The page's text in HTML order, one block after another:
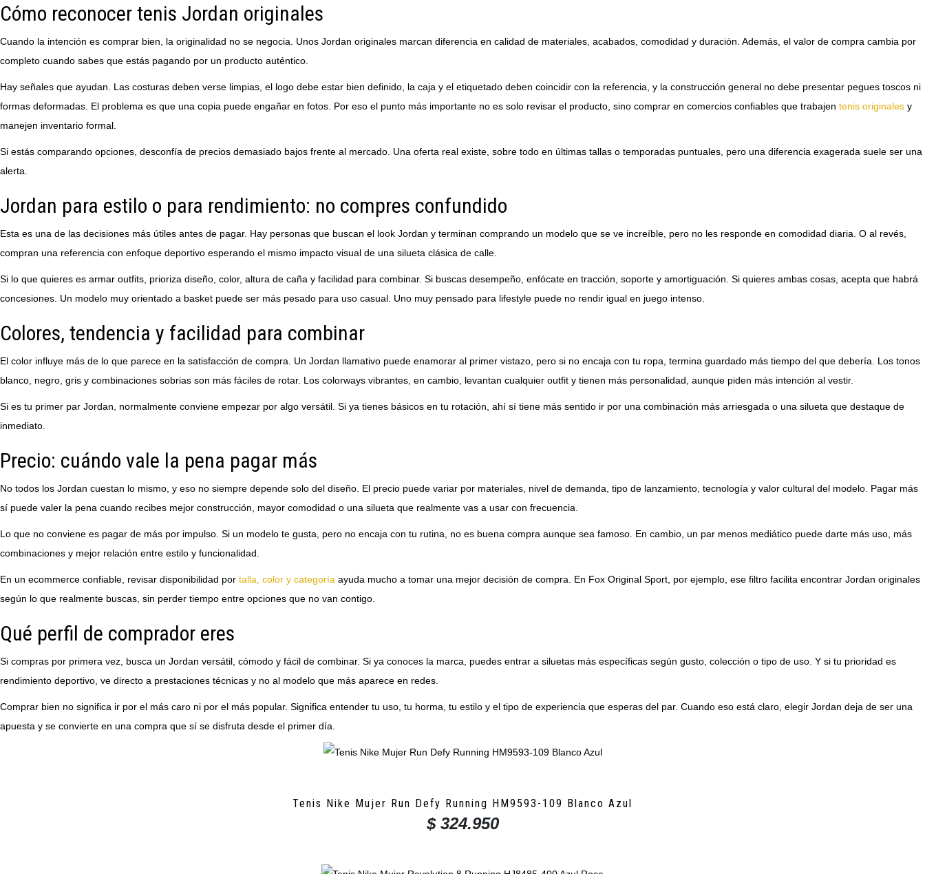
Cómo reconocer tenis Jordan originales
Cuando la intención es comprar bien, la originalidad no se negocia. Unos Jordan originales marcan diferencia en calidad de materiales, acabados, comodidad y duración. Además, el valor de compra cambia por
completo cuando sabes que estás pagando por un producto auténtico.
Hay señales que ayudan. Las costuras deben verse limpias, el logo debe estar bien definido, la caja y el etiquetado deben coincidir con la referencia, y la construcción general no debe presentar pegues toscos ni
formas deformadas. El problema es que una copia puede engañar en fotos. Por eso el punto más importante no es solo revisar el producto, sino comprar en comercios confiables que trabajen tenis originales y
manejen inventario formal.
Si estás comparando opciones, desconfía de precios demasiado bajos frente al mercado. Una oferta real existe, sobre todo en últimas tallas o temporadas puntuales, pero una diferencia exagerada suele ser una
alerta.
Jordan para estilo o para rendimiento: no compres confundido
Esta es una de las decisiones más útiles antes de pagar. Hay personas que buscan el look Jordan y terminan comprando un modelo que se ve increíble, pero no les responde en comodidad diaria. O al revés,
compran una referencia con enfoque deportivo esperando el mismo impacto visual de una silueta clásica de calle.
Si lo que quieres es armar outfits, prioriza diseño, color, altura de caña y facilidad para combinar. Si buscas desempeño, enfócate en tracción, soporte y amortiguación. Si quieres ambas cosas, acepta que habrá
concesiones. Un modelo muy orientado a basket puede ser más pesado para uso casual. Uno muy pensado para lifestyle puede no rendir igual en juego intenso.
Colores, tendencia y facilidad para combinar
El color influye más de lo que parece en la satisfacción de compra. Un Jordan llamativo puede enamorar al primer vistazo, pero si no encaja con tu ropa, termina guardado más tiempo del que debería. Los tonos
blanco, negro, gris y combinaciones sobrias son más fáciles de rotar. Los colorways vibrantes, en cambio, levantan cualquier outfit y tienen más personalidad, aunque piden más intención al vestir.
Si es tu primer par Jordan, normalmente conviene empezar por algo versátil. Si ya tienes básicos en tu rotación, ahí sí tiene más sentido ir por una combinación más arriesgada o una silueta que destaque de
inmediato.
Precio: cuándo vale la pena pagar más
No todos los Jordan cuestan lo mismo, y eso no siempre depende solo del diseño. El precio puede variar por materiales, nivel de demanda, tipo de lanzamiento, tecnología y valor cultural del modelo. Pagar más
sí puede valer la pena cuando recibes mejor construcción, mayor comodidad o una silueta que realmente vas a usar con frecuencia.
Lo que no conviene es pagar de más por impulso. Si un modelo te gusta, pero no encaja con tu rutina, no es buena compra aunque sea famoso. En cambio, un par menos mediático puede darte más uso, más
combinaciones y mejor relación entre estilo y funcionalidad.
En un ecommerce confiable, revisar disponibilidad por talla, color y categoría ayuda mucho a tomar una mejor decisión de compra. En Fox Original Sport, por ejemplo, ese filtro facilita encontrar Jordan originales
según lo que realmente buscas, sin perder tiempo entre opciones que no van contigo.
Qué perfil de comprador eres
Si compras por primera vez, busca un Jordan versátil, cómodo y fácil de combinar. Si ya conoces la marca, puedes entrar a siluetas más específicas según gusto, colección o tipo de uso. Y si tu prioridad es
rendimiento deportivo, ve directo a prestaciones técnicas y no al modelo que más aparece en redes.
Comprar bien no significa ir por el más caro ni por el más popular. Significa entender tu uso, tu horma, tu estilo y el tipo de experiencia que esperas del par. Cuando eso está claro, elegir Jordan deja de ser una
apuesta y se convierte en una compra que sí se disfruta desde el primer día.
Tenis Nike Mujer Run Defy Running HM9593-109 Blanco Azul
$324.950